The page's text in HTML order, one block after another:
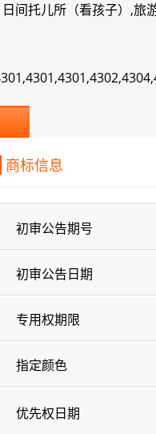
日间托儿所（看孩子）,旅
商标信息
初审公告期号
初审公告日期
专用权期限
指定颜色
优先权日期